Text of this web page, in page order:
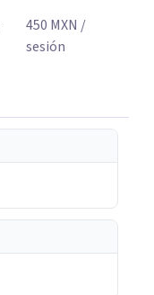
450 MXN /
sesión